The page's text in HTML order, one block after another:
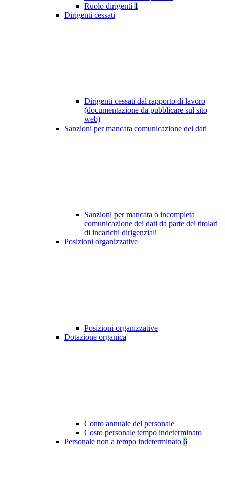
Ruolo dirigenti 1
Dirigenti cessati
Dirigenti cessati dal rapporto di lavoro
(documentazione da pubblicare sul sito
web)
Sanzioni per mancata comunicazione dei dati
Sanzioni per mancata o incompleta
comunicazione dei dati da parte dei titolari
di incarichi dirigenziali
Posizioni organizzative
Posizioni organizzative
Dotazione organica
Conto annuale del personale
Costo personale tempo indeterminato
Personale non a tempo indeterminato 6